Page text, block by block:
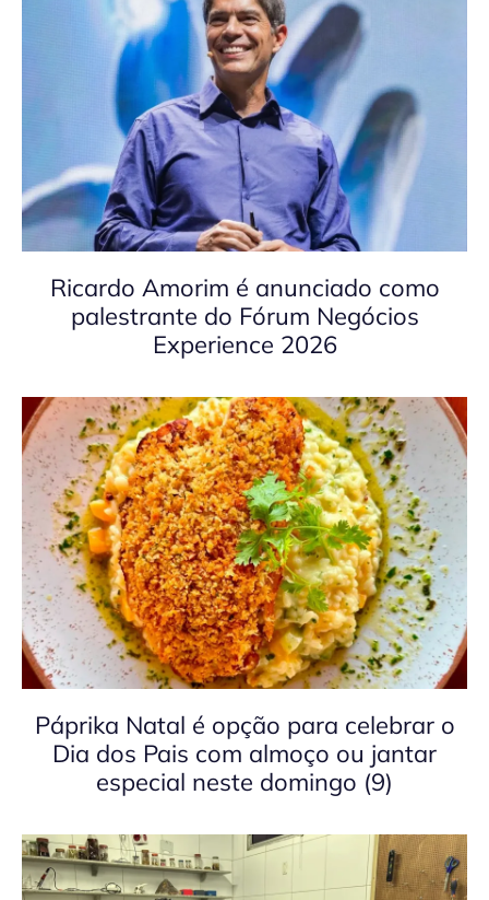
Ricardo Amorim é anunciado como
palestrante do Fórum Negócios
Experience 2026
Páprika Natal é opção para celebrar o
Dia dos Pais com almoço ou jantar
especial neste domingo (9)